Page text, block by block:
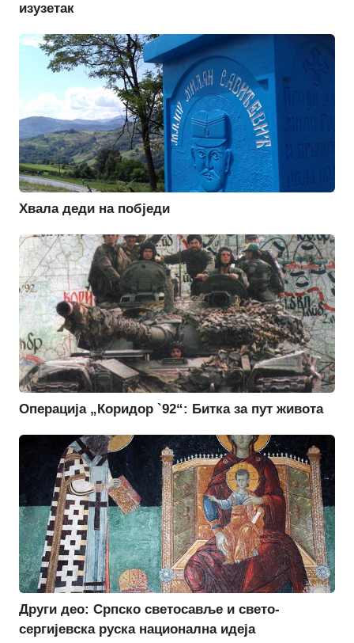
изузетак
Хвала деди на побједи
Операција „Коридор `92“: Битка за пут живота
Други део: Српско светосавље и свето-
сергијевска руска национална идеја